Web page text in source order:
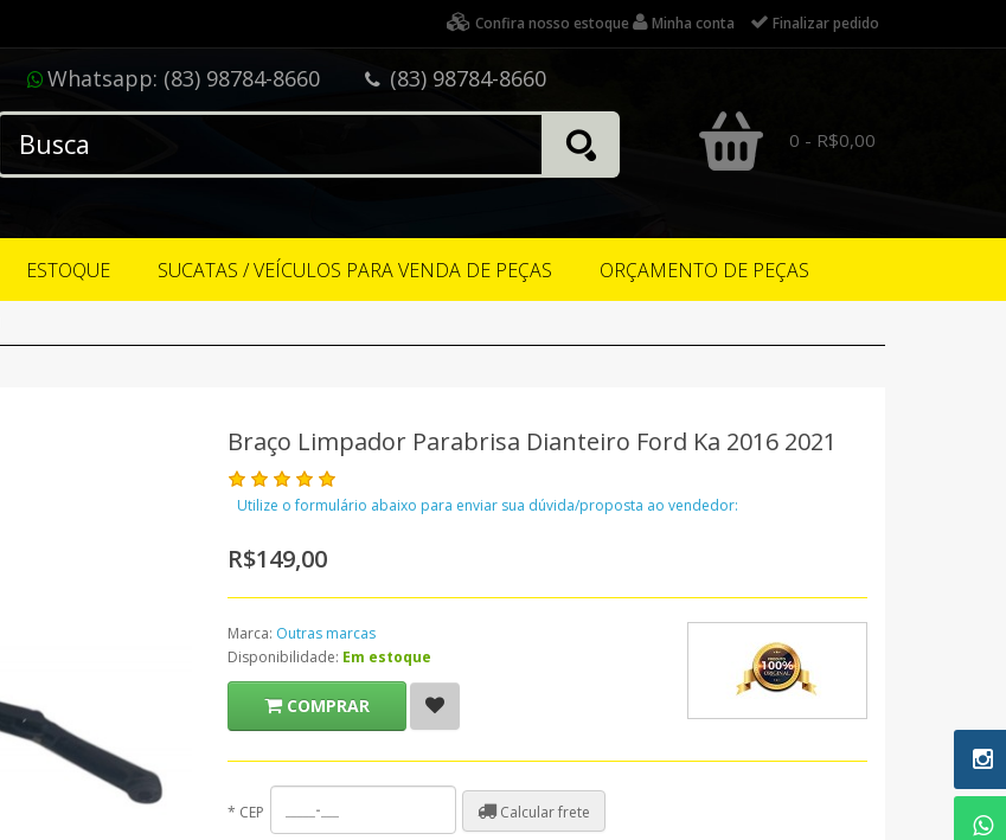
Confira nosso estoque Minha conta Finalizar pedido
Whatsapp: (83) 98784-8660 (83) 98784-8660
0 - R$0,00
ESTOQUE SUCATAS / VEÍCULOS PARA VENDA DE PEÇAS ORÇAMENTO DE PEÇAS
Braço Limpador Parabrisa Dianteiro Ford Ka 2016 2021
Utilize o formulário abaixo para enviar sua dúvida/proposta ao vendedor:
R$149,00
Marca: Outras marcas
Disponibilidade: Em estoque
COMPRAR
* CEP Calcular frete